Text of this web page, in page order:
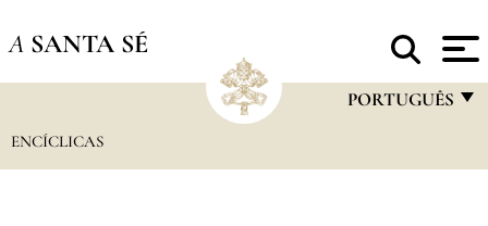
A SANTA SÉ
PORTUGUÊS
ENCÍCLICAS